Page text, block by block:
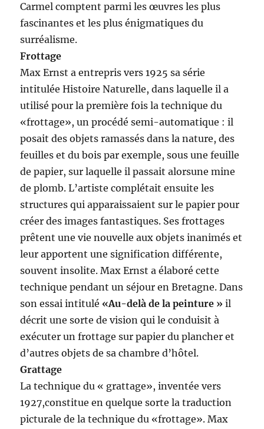
Carmel comptent parmi les œuvres les plus
fascinantes et les plus énigmatiques du
surréalisme.
Frottage
Max Ernst a entrepris vers 1925 sa série
intitulée Histoire Naturelle, dans laquelle il a
utilisé pour la première fois la technique du
«frottage», un procédé semi-automatique : il
posait des objets ramassés dans la nature, des
feuilles et du bois par exemple, sous une feuille
de papier, sur laquelle il passait alorsune mine
de plomb. L’artiste complétait ensuite les
structures qui apparaissaient sur le papier pour
créer des images fantastiques. Ses frottages
prêtent une vie nouvelle aux objets inanimés et
leur apportent une signification différente,
souvent insolite. Max Ernst a élaboré cette
technique pendant un séjour en Bretagne. Dans
son essai intitulé «Au-delà de la peinture » il
décrit une sorte de vision qui le conduisit à
exécuter un frottage sur papier du plancher et
d’autres objets de sa chambre d’hôtel.
Grattage
La technique du « grattage», inventée vers
1927,constitue en quelque sorte la traduction
picturale de la technique du «frottage». Max